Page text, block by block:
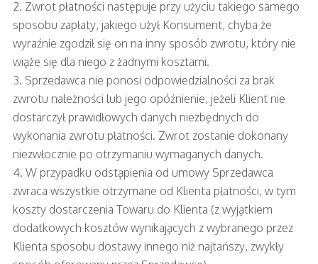
2. Zwrot płatności następuje przy użyciu takiego samego
sposobu zapłaty, jakiego użył Konsument, chyba że
wyraźnie zgodził się on na inny sposób zwrotu, który nie
wiąże się dla niego z żadnymi kosztami.
3. Sprzedawca nie ponosi odpowiedzialności za brak
zwrotu należności lub jego opóźnienie, jeżeli Klient nie
dostarczył prawidłowych danych niezbędnych do
wykonania zwrotu płatności. Zwrot zostanie dokonany
niezwłocznie po otrzymaniu wymaganych danych.
4. W przypadku odstąpienia od umowy Sprzedawca
zwraca wszystkie otrzymane od Klienta płatności, w tym
koszty dostarczenia Towaru do Klienta (z wyjątkiem
dodatkowych kosztów wynikających z wybranego przez
Klienta sposobu dostawy innego niż najtańszy, zwykły